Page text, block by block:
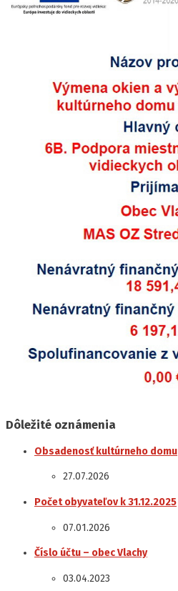
Dôležité oznámenia
Obsadenosť kultúrneho domu
27.07.2026
Počet obyvateľov k 31.12.2025
07.01.2026
Číslo účtu – obec Vlachy
03.04.2023